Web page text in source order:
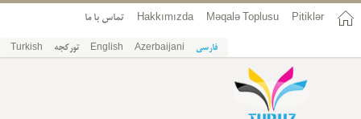
Pitiklər
Məqalə Toplusu
Hakkımızda تماس با ما
فارسی Azerbaijani
English تورکجه Turkish